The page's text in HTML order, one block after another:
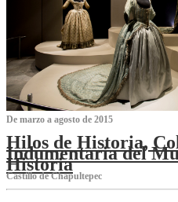
De marzo a agosto de 2015
Hilos de Historia,
Indumentaria del
Historia
Castillo de Chapultepec